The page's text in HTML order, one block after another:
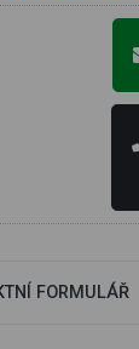
FORMULÁŘ